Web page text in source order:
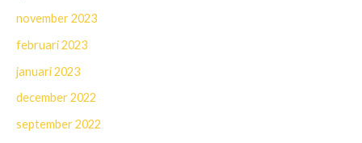
november 2023
februari 2023
januari 2023
december 2022
september 2022